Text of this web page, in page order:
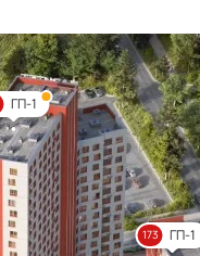
173 ГП-1
ГП-1